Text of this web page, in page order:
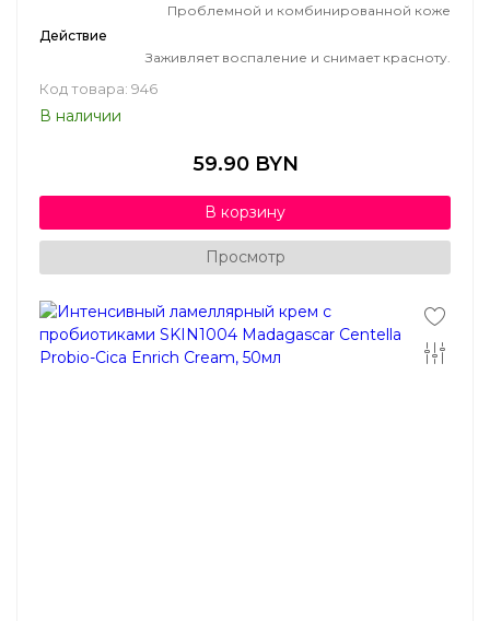
Проблемной и комбинированной коже
Действие
Заживляет воспаление и снимает красноту.
Код товара: 946
В наличии
59.90 BYN
В корзину
Просмотр